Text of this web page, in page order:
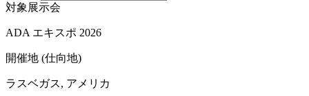
対象展示会
ADA エキスポ 2026
開催地 (仕向地)
ラスベガス, アメリカ